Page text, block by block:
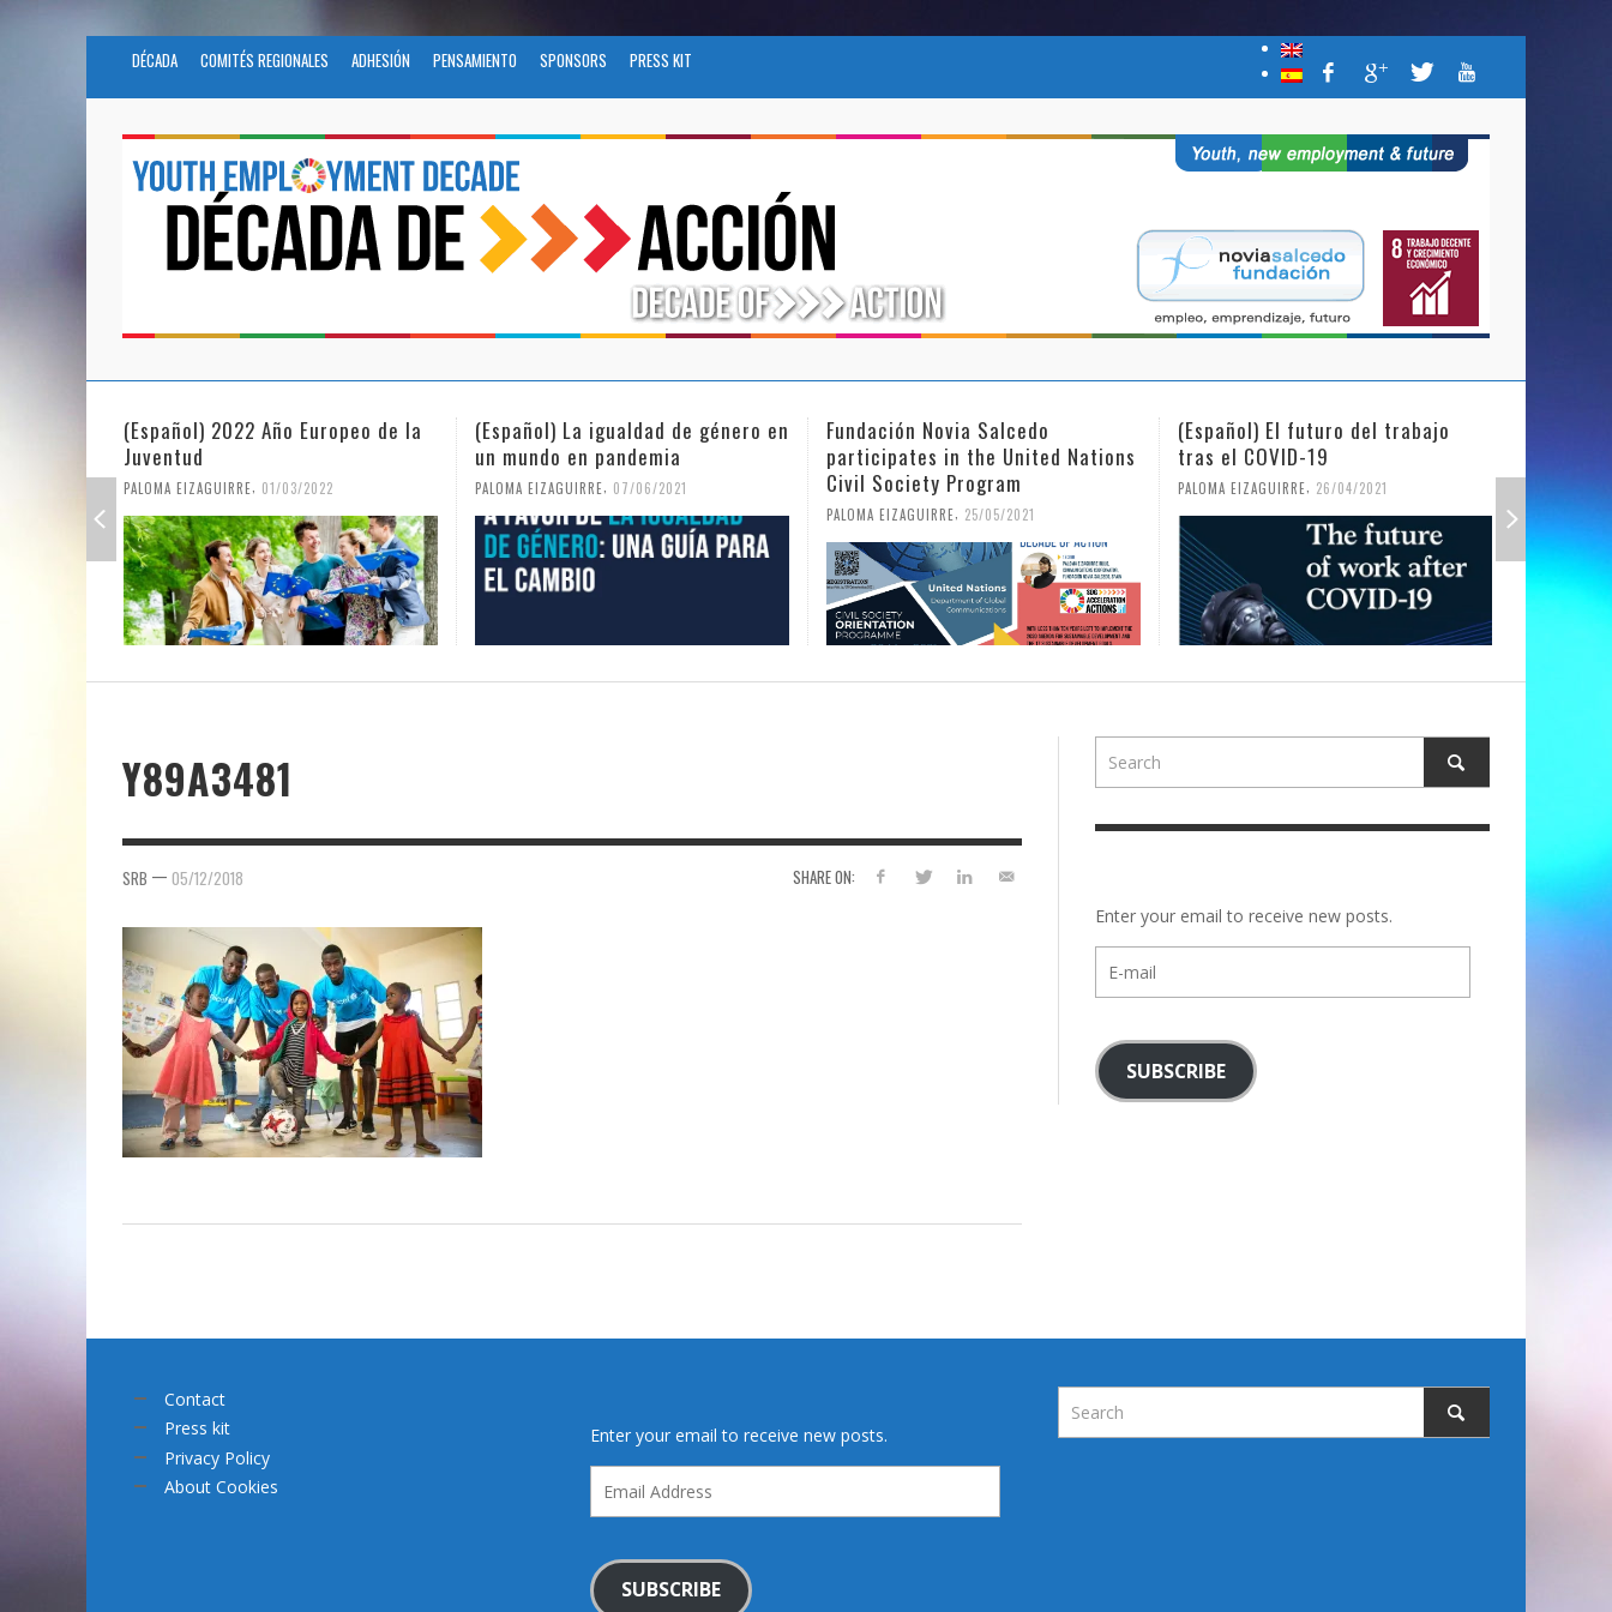
DÉCADA COMITÉS REGIONALES ADHESIÓN PENSAMIENTO SPONSORS PRESS KIT
(Español) 2022 Año Europeo de la
Juventud
PALOMA EIZAGUIRRE 01/03/2022
(Español) La igualdad de género en
un mundo en pandemia
PALOMA EIZAGUIRRE 07/06/2021
Fundación Novia Salcedo
participates in the United Nations
Civil Society Program
PALOMA EIZAGUIRRE 25/05/2021
(Español) El futuro del trabajo
tras el COVID-19
PALOMA EIZAGUIRRE 26/04/2021
Y89A3481
SHARE ON:
SRB — 05/12/2018
Enter your email to receive new posts.
mail
SUBSCRIBE
Contact
Press kit
Privacy Policy
About Cookies
Enter your email to receive new posts.
Address
SUBSCRIBE